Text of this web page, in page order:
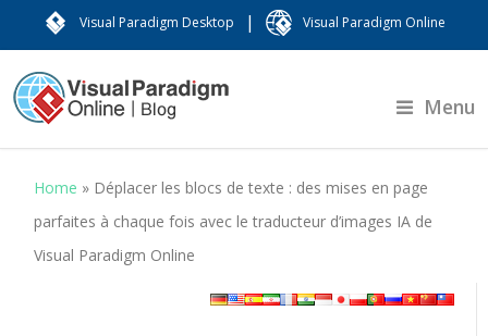
Visual Paradigm Desktop | Visual Paradigm Online
Menu
Home » Déplacer les blocs de texte : des mises en page
parfaites à chaque fois avec le traducteur d’images IA de
Visual Paradigm Online